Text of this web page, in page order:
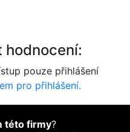
hodnocení:
pouze přihlášení
pro přihlášení.
této firmy?